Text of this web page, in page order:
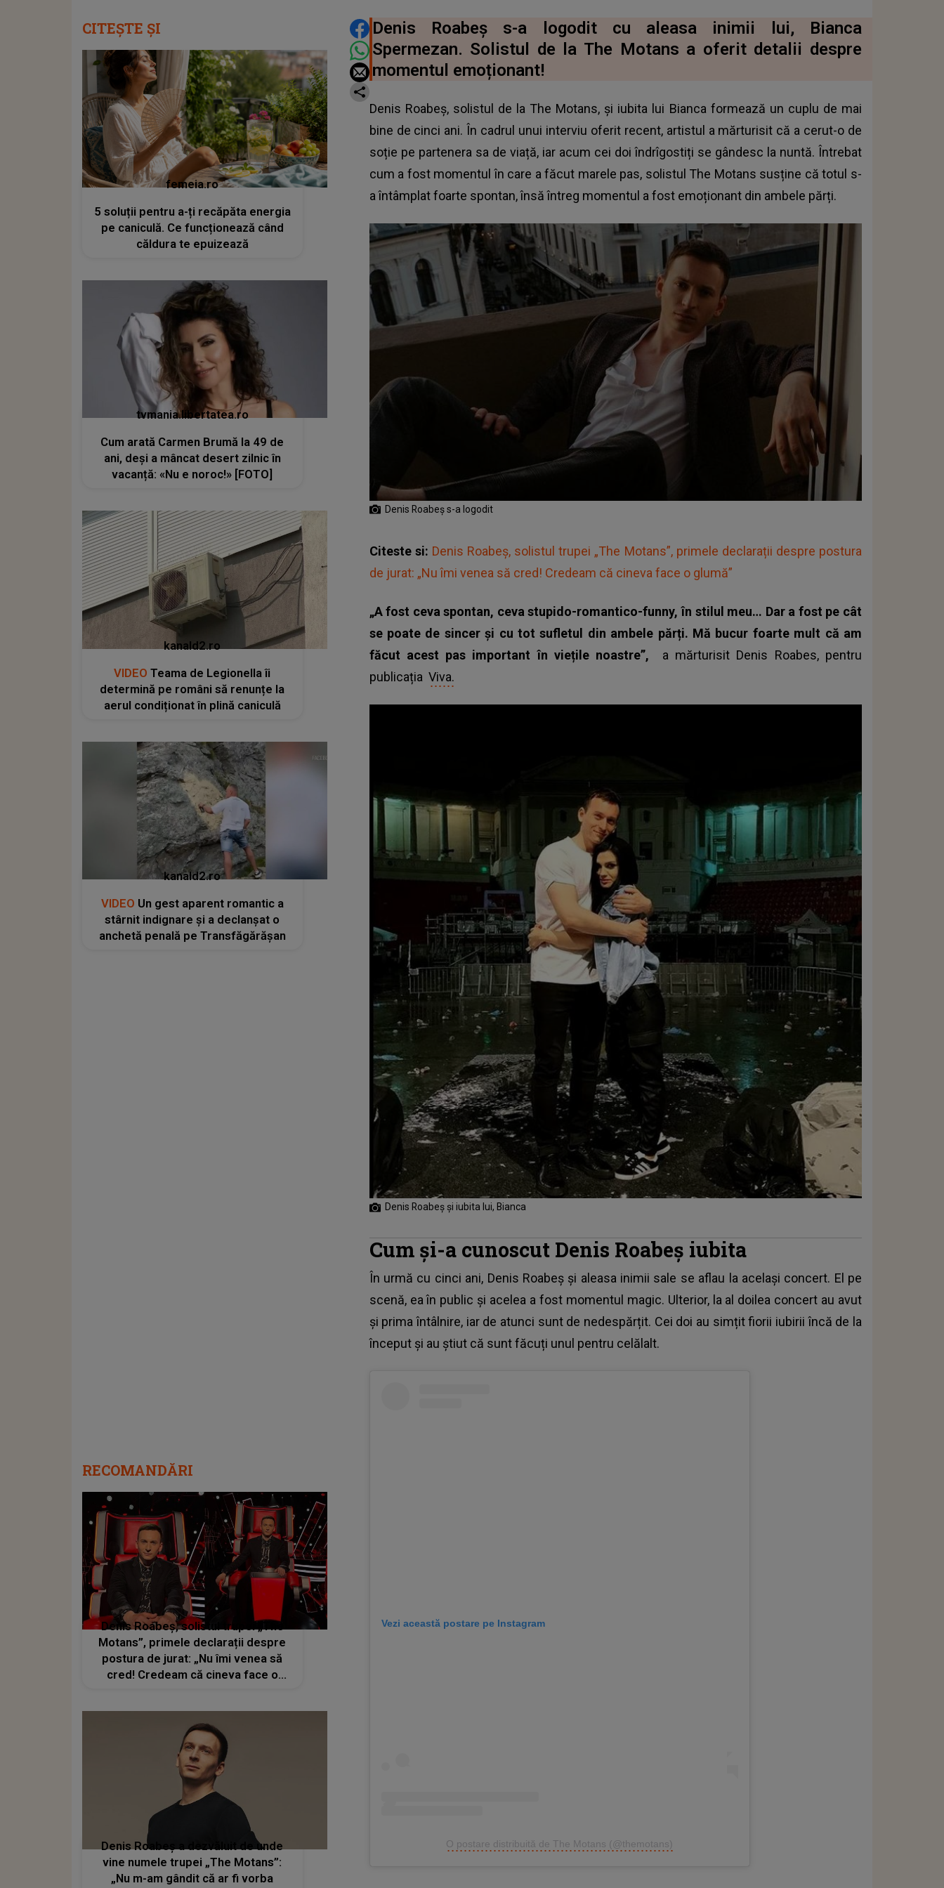
DISTRIBUIE ARTICOLUL
Denis Roabeș s-a logodit cu aleasa inimii lui, Bianca
Spermezan. Solistul de la The Motans a oferit detalii despre
momentul emoționant!
Denis Roabeș, solistul de la The Motans, și iubita lui Bianca formează un cuplu de mai
bine de cinci ani. În cadrul unui interviu oferit recent, artistul a mărturisit că a cerut-o de
soție pe partenera sa de viață, iar acum cei doi îndrîgostiți se gândesc la nuntă. Întrebat
cum a fost momentul în care a făcut marele pas, solistul The Motans susține că totul s-
a întâmplat foarte spontan, însă întreg momentul a fost emoționant din ambele părți.
Denis Roabeș s-a logodit
Citeste si: Denis Roabeș, solistul trupei „The Motans”, primele declarații despre postura
de jurat: „Nu îmi venea să cred! Credeam că cineva face o glumă”
„A fost ceva spontan, ceva stupido-romantico-funny, în stilul meu… Dar a fost pe cât
se poate de sincer și cu tot sufletul din ambele părți. Mă bucur foarte mult că am
făcut acest pas important în viețile noastre”,
a mărturisit Denis Roabes, pentru
publicația Viva.
Denis Roabeș și iubita lui, Bianca
Cum și-a cunoscut Denis Roabeș iubita
În urmă cu cinci ani, Denis Roabeșși aleasa inimii sale se aflau la același concert. El pe
scenă, ea în public și acelea a fost momentul magic. Ulterior, la al doilea concert au avut
și prima întâlnire, iar de atunci sunt de nedespărțit. Cei doi au simțit fiorii iubirii încă de la
început și au știut că sunt făcuți unul pentru celălalt.
Vezi această postare pe Instagram
O postare distribuită de The Motans (@themotans)
CITEȘTE ȘI
femeia.ro
5 soluții pentru a-ți recăpăta energia
pe caniculă. Ce funcționează când
căldura te epuizează
tvmania.libertatea.ro
Cum arată Carmen Brumă la 49 de
ani, deși a mâncat desert zilnic în
vacanță: «Nu e noroc!» [FOTO]
kanald2.ro
VIDEO Teama de Legionella îi
determină pe români să renunțe la
aerul condiționat în plină caniculă
kanald2.ro
VIDEO Un gest aparent romantic a
stârnit indignare și a declanșat o
anchetă penală pe Transfăgărășan
RECOMANDĂRI
Denis Roabeș, solistul trupei „The
Motans”, primele declarații despre
postura de jurat: „Nu îmi venea să
cred! Credeam că cineva face o
Denis Roabeș a dezvăluit de unde
vine numele trupei „The Motans”:
„Nu m-am gândit că ar fi vorba